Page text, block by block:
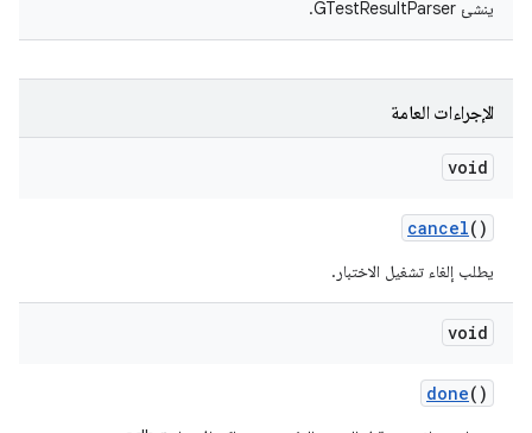
ينشئ GTestResultParser.
الإجراءات العامة
void
cancel()
يطلب إلغاء تشغيل الاختبار.
void
done()